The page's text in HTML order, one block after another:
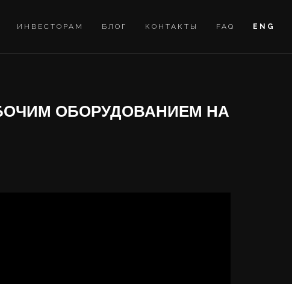
ИНВЕСТОРАМ БЛОГ КОНТАКТЫ FAQ ENG
ОБОРУДОВАНИЕМ НА